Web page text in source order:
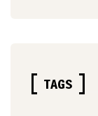
TAGS